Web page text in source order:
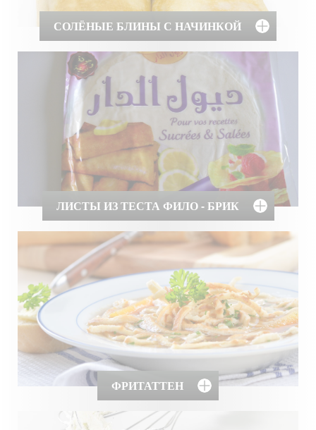
СОЛЁНЫЕ БЛИНЫ С НАЧИНКОЙ
ЛИСТЫ ИЗ ТЕСТА ФИЛО - БРИК
ФРИТАТТЕН